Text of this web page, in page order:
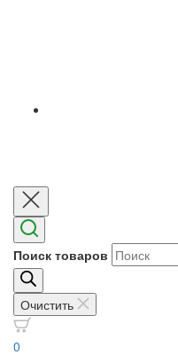
Поиск товаров
Очистить
0